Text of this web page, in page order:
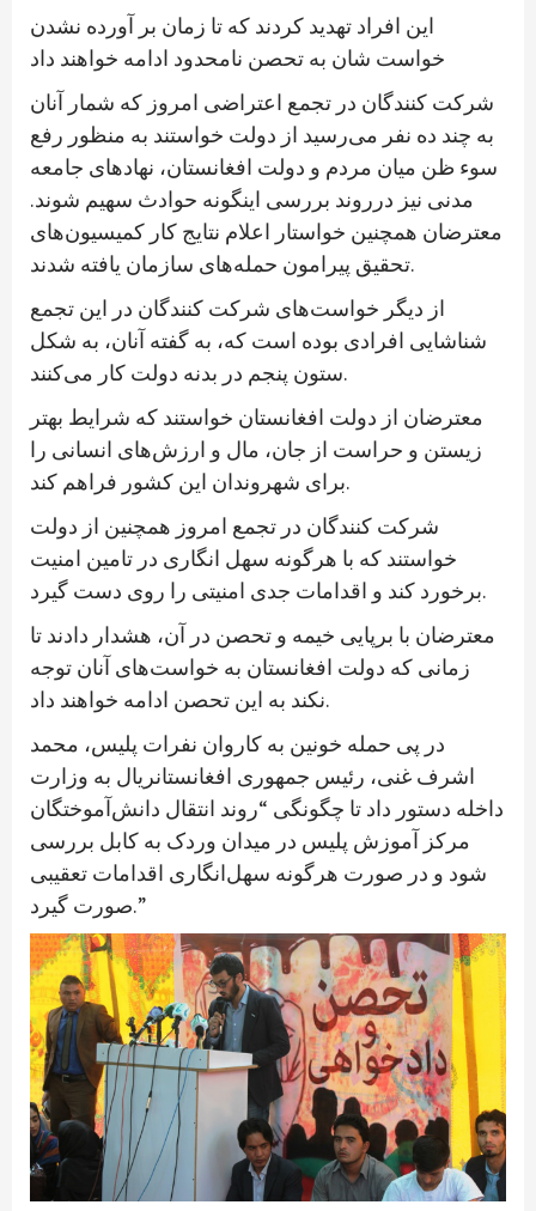
این افراد تهدید کردند که تا زمان بر آورده نشدن
خواست شان به تحصن نامحدود ادامه خواهند داد
شرکت کنندگان در تجمع اعتراضی امروز که شمار آنان
به چند ده نفر می‌رسید از دولت خواستند به منظور رفع
سوء ظن میان مردم و دولت افغانستان، نهادهای جامعه
مدنی نیز درروند بررسی اینگونه حوادث سهیم شوند.
معترضان همچنین خواستار اعلام نتایج کار کمیسیون‌های
تحقیق پیرامون حمله‌های سازمان یافته شدند.
از دیگر خواست‌های شرکت کنندگان در این تجمع
شناشایی افرادی بوده است که، به گفته آنان، به شکل
ستون پنجم در بدنه دولت کار می‌کنند.
معترضان از دولت افغانستان خواستند که شرایط بهتر
زیستن و حراست از جان، مال و ارزش‌های انسانی را
برای شهروندان این کشور فراهم کند.
شرکت کنندگان در تجمع امروز همچنین از دولت
خواستند که با هرگونه سهل انگاری در تامین امنیت
برخورد کند و اقدامات جدی امنیتی را روی دست گیرد.
معترضان با برپایی خیمه و تحصن در آن، هشدار دادند تا
زمانی که دولت افغانستان به خواست‌های آنان توجه
نکند به این تحصن ادامه خواهند داد.
در پی حمله خونین به کاروان نفرات پلیس، محمد
اشرف غنی، رئیس جمهوری افغانستانريال به وزارت
داخله دستور داد تا چگونگی “روند انتقال دانش‌آموختگان
مرکز آموزش پلیس در میدان وردک به کابل بررسی
شود و در صورت هرگونه سهل‌انگاری اقدامات تعقیبی
صورت گیرد.”